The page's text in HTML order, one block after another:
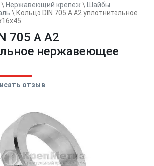
\ Нержавеющий крепеж \
Шайбы
\ Кольцо DIN 705 A А2 уплотнительное
705 A А2
нержавеющее
отзыв